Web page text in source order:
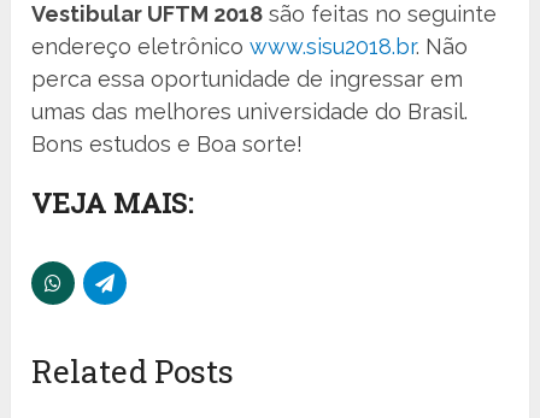
Vestibular UFTM 2018 são feitas no seguinte
endereço eletrônicowww.sisu2018.br. Não
perca essa oportunidade de ingressar em
umas das melhores universidade do Brasil.
Bons estudos e Boa sorte!
VEJA MAIS:
Related Posts